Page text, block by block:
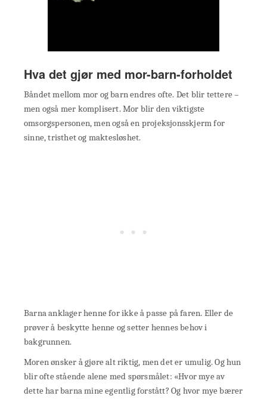
Hva det gjør med mor-barn-forholdet
Båndet mellom mor og barn endres ofte. Det blir tettere –
men også mer komplisert. Mor blir den viktigste
omsorgspersonen, men også en projeksjonsskjerm for
sinne, tristhet og maktesløshet.
Barna anklager henne for ikke å passe på faren. Eller de
prøver å beskytte henne og setter hennes behov i
bakgrunnen.
Moren ønsker å gjøre alt riktig, men det er umulig. Og hun
blir ofte stående alene med spørsmålet: «Hvor mye av
dette har barna mine egentlig forstått? Og hvor mye bærer